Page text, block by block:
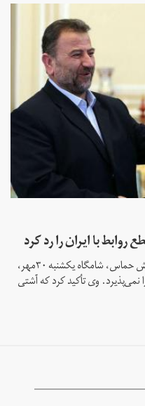
با ایران را رد کرد
صالح العاروری، نایب رئيس دفتر سیاسی جنبش حماس، شامگاه یکشنبه ۳۰مهر،
نمی‌پذیرد. وی تأکید کرد که آشتی